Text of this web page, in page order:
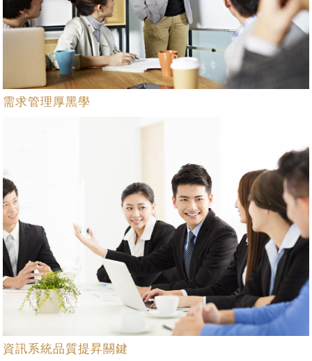
需求管理厚黑學
資訊系統品質提昇關鍵